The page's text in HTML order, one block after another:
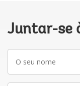
Juntar-se
seu